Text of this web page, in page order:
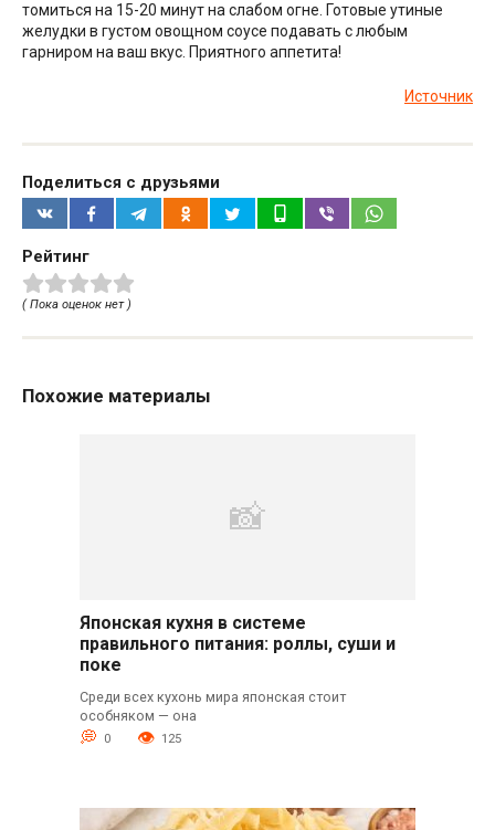
томиться на 15-20 минут на слабом огне. Готовые утиные
желудки в густом овощном соусе подавать с любым
гарниром на ваш вкус. Приятного аппетита!
Источник
Поделиться с друзьями
Рейтинг
( Пока оценок нет )
Похожие материалы
Японская кухня в системе
правильного питания: роллы, суши и
поке
Среди всех кухонь мира японская стоит
особняком — она
0 125